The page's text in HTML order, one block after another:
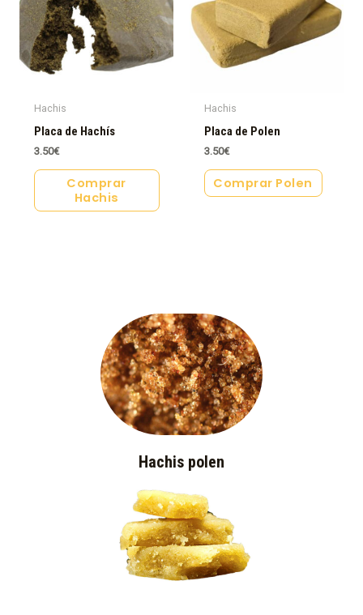
Hachis
Placa de Hachís
3.50€
Comprar
Hachis
Hachis
Placa de Polen
3.50€
Comprar Polen
Hachis polen